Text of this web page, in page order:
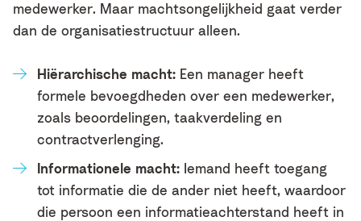
medewerker. Maar machtsongelijkheid gaat verder
dan de organisatiestructuur alleen.
Hiërarchische macht:Een manager heeft
formele bevoegdheden over een medewerker,
zoals beoordelingen, taakverdeling en
contractverlenging.
Informationele macht:Iemand heeft toegang
tot informatie die de ander niet heeft, waardoor
die persoon een informatieachterstand heeft in